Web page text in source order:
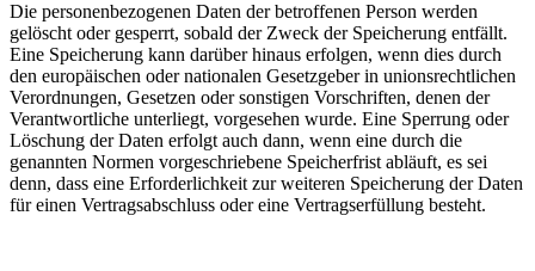
Die personenbezogenen Daten der betroffenen Person werden
gelöscht oder gesperrt, sobald der Zweck der Speicherung entfällt.
Eine Speicherung kann darüber hinaus erfolgen, wenn dies durch
den europäischen oder nationalen Gesetzgeber in unionsrechtlichen
Verordnungen, Gesetzen oder sonstigen Vorschriften, denen der
Verantwortliche unterliegt, vorgesehen wurde. Eine Sperrung oder
Löschung der Daten erfolgt auch dann, wenn eine durch die
genannten Normen vorgeschriebene Speicherfrist abläuft, es sei
denn, dass eine Erforderlichkeit zur weiteren Speicherung der Daten
für einen Vertragsabschluss oder eine Vertragserfüllung besteht.